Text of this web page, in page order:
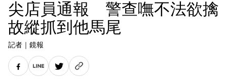
尖店員通報 警查嘸不法欲擒
故縱抓到他馬尾
記者 ｜ 鏡報